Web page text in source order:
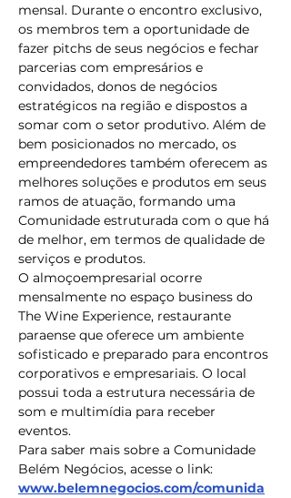
mensal. Durante o encontro exclusivo,
os membros tem a oportunidade de
fazer pitchs de seus negócios e fechar
parcerias com empresários e
convidados, donos de negócios
estratégicos na região e dispostos a
somar com o setor produtivo. Além de
bem posicionados no mercado, os
empreendedores também oferecem as
melhores soluções e produtos em seus
ramos de atuação, formando uma
Comunidade estruturada com o que há
de melhor, em termos de qualidade de
serviços e produtos.
O almoçoempresarial ocorre
mensalmente no espaço business do
The Wine Experience, restaurante
paraense que oferece um ambiente
sofisticado e preparado para encontros
corporativos e empresariais. O local
possui toda a estrutura necessária de
som e multimídia para receber
eventos.
Para saber mais sobre a Comunidade
Belém Negócios, acesse o link:
www.belemnegocios.com/comunida